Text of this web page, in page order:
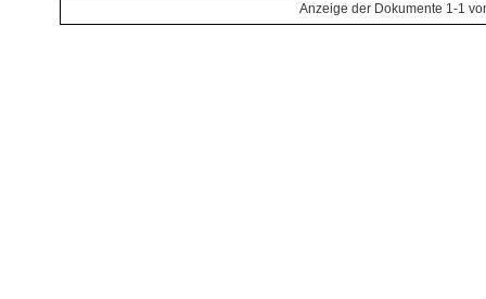
Anzeige der Dokumente 1-1